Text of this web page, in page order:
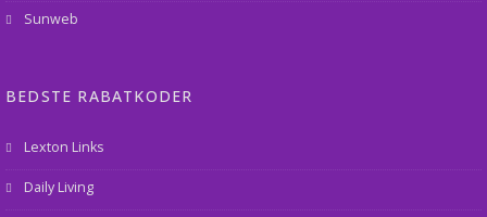
Sunweb
BEDSTE RABATKODER
Lexton Links
Daily Living